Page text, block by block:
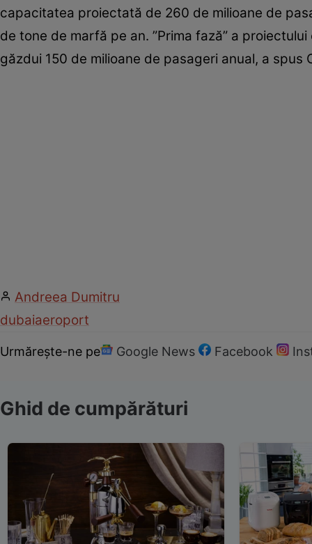
capacitatea proiectată de 260 de milioane de
de tone de marfă pe an. ”Prima fază” a
găzdui 150 de milioane de pasageri anual, a spus
Andreea Dumitru
dubaiaeroport
Urmărește-ne pe Google News Facebook
Ghid de cumpărături